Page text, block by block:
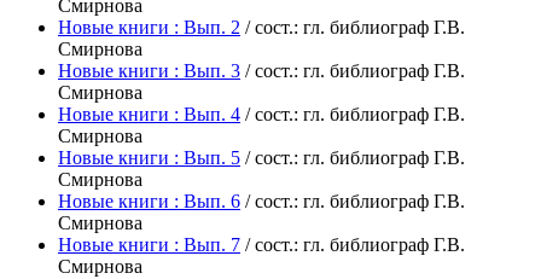
Смирнова
Новые книги : Вып. 2 / сост.: гл. библиограф Г.В.
Смирнова
Новые книги : Вып. 3 / сост.: гл. библиограф Г.В.
Смирнова
Новые книги : Вып. 4 / сост.: гл. библиограф Г.В.
Смирнова
Новые книги : Вып. 5 / сост.: гл. библиограф Г.В.
Смирнова
Новые книги : Вып. 6 / сост.: гл. библиограф Г.В.
Смирнова
Новые книги : Вып. 7 / сост.: гл. библиограф Г.В.
Смирнова